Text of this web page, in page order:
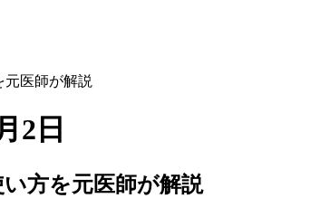
医師が解説
2日
方を元医師が解説